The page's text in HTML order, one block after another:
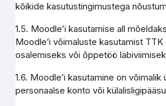
kõikide kasutustingimustega
1.5. Moodle’i kasutamise all
Moodle’i võimaluste kasutamist
osalemiseks või õppetöö
1.6. Moodle’i kasutamine on võimalik
personaalse konto või